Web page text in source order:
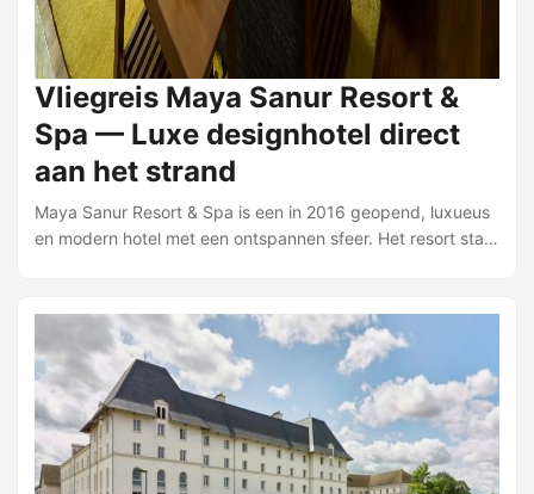
Vliegreis Maya Sanur Resort &
Spa — Luxe designhotel direct
aan het strand
Maya Sanur Resort & Spa is een in 2016 geopend, luxueus
en modern hotel met een ontspannen sfeer. Het resort staat
resort beschikt over 103 kamers, stijlvol en trendy ingericht
met fraaie design elementen en houten vloeren. Alle kamers
zijn voorzien van airconditioning, tv, telefoon, kluisje,
koffie- en theezetfaciliteiten en een minibar. De badkamer
heeft een bad, aparte douche en toilet. Elke kamer heeft
een balkon of terras met zitje of loungebed. ...